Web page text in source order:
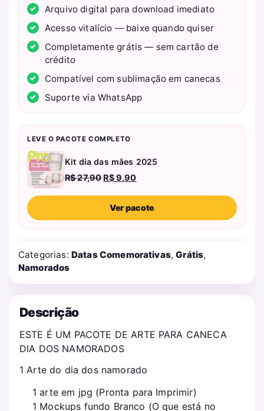
Arquivo digital para download imediato
Acesso vitalício — baixe quando quiser
Completamente grátis — sem cartão de
crédito
Compatível com sublimação em canecas
Suporte via WhatsApp
LEVE O PACOTE COMPLETO
Kit dia das mães 2025
R$27,90 O
original
R$ 27,90.
R$9,90O
atual
R$ 9,90.
Ver pacote
Categorias: Datas Comemorativas,Grátis,
Namorados
Descrição
ESTE É UM PACOTE DE ARTE PARA CANECA
DIA DOS NAMORADOS
1 Arte do dia dos namorado
1 arte em jpg (Pronta para Imprimir)
1 Mockups fundo Branco (O que está no